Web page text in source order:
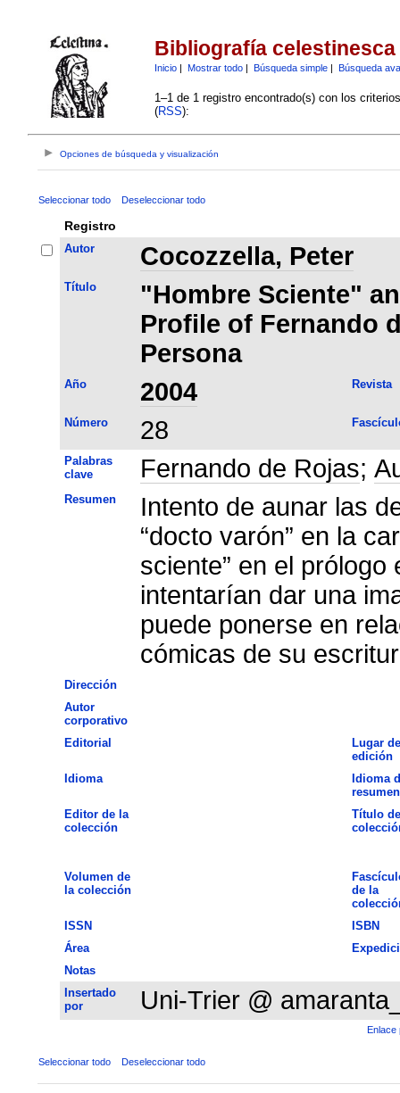
Bibliografía celestinesca
Inicio| Mostrar todo| Búsqueda simple| Búsqueda
1–1 de 1 registro encontrado(s) con los
(RSS):
Opciones de búsqueda y visualización
Seleccionar todo Deseleccionar todo
Registro
Autor Cocozzella, Peter
Título
"Hombre Sciente"
Profile of Fernando
Persona
Año 2004 Revista
Número 28
Palabras
clave
Fernando de Rojas;
Resumen
Intento de aunar las
“docto varón” en la
sciente” en el
intentarían dar una
puede ponerse en
cómicas de su
Dirección
Autor
corporativo
Editorial
Lugar de
edición
Idioma
Idioma
resumen
Editor de la
colección
Título
Volumen de
la colección
de la
ISSN
ISBN
Área
Notas
Insertado
por
Uni-Trier @
Enlace
Seleccionar todo Deseleccionar todo